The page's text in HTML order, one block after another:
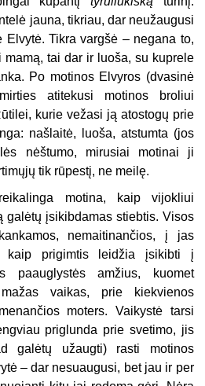
jauna, tikriau, dar neužaugusi
Elvytė. Tikra vargšė – negana to,
tai dar ir luoša, su kuprele
Po motinos Elvyros (dvasinė
atitekusi motinos broliui
kurie vežasi ją atostogų prie
našlaitė, luoša, atstumta (jos
nėštumo, mirusiai motinai ji
tik rūpestį, ne meilę.
motina, kaip vijokliui
galėtų įsikibdamas stiebtis. Visos
nemaitinančios, į jas
kaip prigimtis leidžia įsikibti į
amžius, kuomet
vaikas, prie kiekvienos
moters. Vaikystė tarsi
priglunda prie svetimo, jis
galėtų užaugti) rasti motinos
– dar nesuaugusi, bet jau ir per